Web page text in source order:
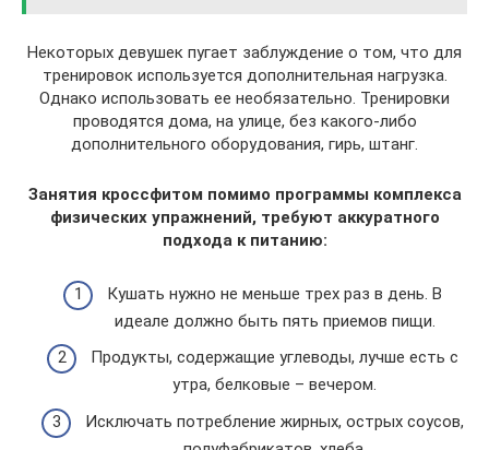
Некоторых девушек пугает заблуждение о том, что для
тренировок используется дополнительная нагрузка.
Однако использовать ее необязательно. Тренировки
проводятся дома, на улице, без какого-либо
дополнительного оборудования, гирь, штанг.
Занятия кроссфитом помимо программы комплекса
физических упражнений, требуют аккуратного
подхода к питанию:
Кушать нужно не меньше трех раз в день. В
идеале должно быть пять приемов пищи.
Продукты, содержащие углеводы, лучше есть с
утра, белковые – вечером.
Исключать потребление жирных, острых соусов,